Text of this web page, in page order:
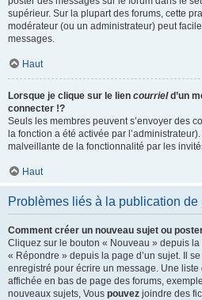
supérieur. Sur la plupart des forums, cette
modérateur (ou un administrateur) peut
messages.
Haut
Lorsque je clique sur le lien courrield’un
connecter !?
Seuls les membres peuvent s’envoyer des
la fonction a été activée par
malveillante de la fonctionnalité par les
Haut
Problèmes liés à la publication de
Comment créer un nouveau sujet ou
Cliquez sur le bouton « Nouveau » depuis la
« Répondre » depuis la page d’un sujet. Il
enregistré pour écrire un message. Une
affichée en bas de page des forums,
nouveaux sujets, Vous pouvez joindre des